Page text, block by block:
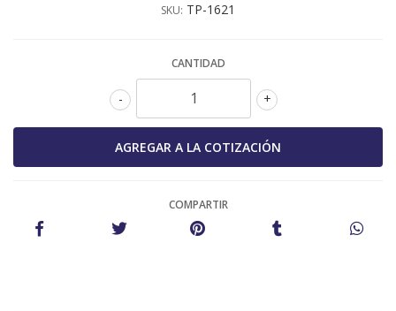
SKU: TP-1621
CANTIDAD
+
-
COMPARTIR